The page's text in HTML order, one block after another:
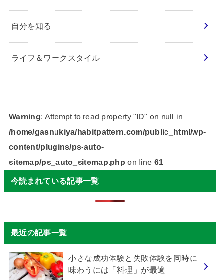
自分を知る
ライフ＆ワークスタイル
Warning: Attempt to read property "ID" on null in
/home/gasnukiya/habitpattern.com/public_html/wp-
content/plugins/ps-auto-
sitemap/ps_auto_sitemap.php on line 61
今読まれている記事一覧
最近の記事一覧
小さな成功体験と失敗体験を同時に
味わうには「料理」が最適